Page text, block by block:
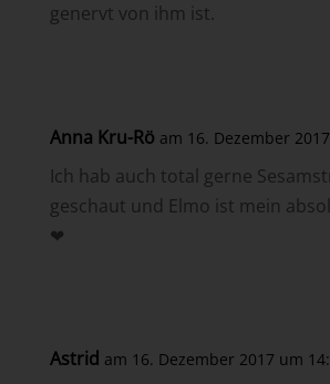
genervt von ihm ist.
Anna Kru-Rö am 16. Dezember
Ich hab auch total gerne
geschaut und Elmo ist mein
❤
Astrid am 16. Dezember 2017 um